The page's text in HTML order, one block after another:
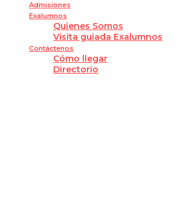
Admisiones
Exalumnos
Quienes Somos
Visita guiada Exalumnos
Contáctenos
Cómo llegar
Directorio